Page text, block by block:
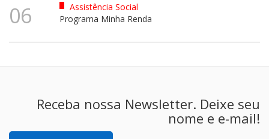
06
Assistência Social
Programa Minha Renda
Receba nossa Newsletter. Deixe seu
nome e e-mail!